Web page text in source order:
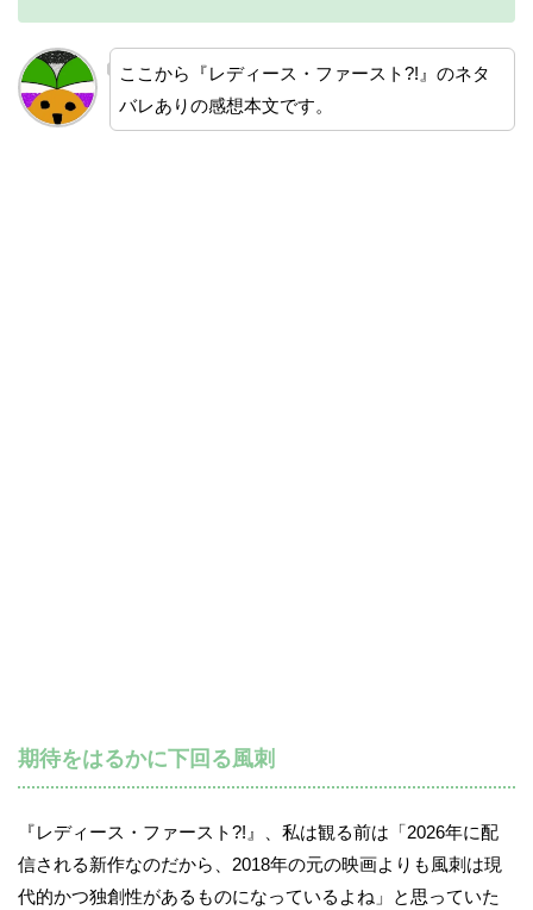
ここから『レディース・ファースト?!』のネタ
バレありの感想本文です。
期待をはるかに下回る風刺
『レディース・ファースト?!』、私は観る前は「2026年に配
信される新作なのだから、2018年の元の映画よりも風刺は現
代的かつ独創性があるものになっているよね」と思っていた